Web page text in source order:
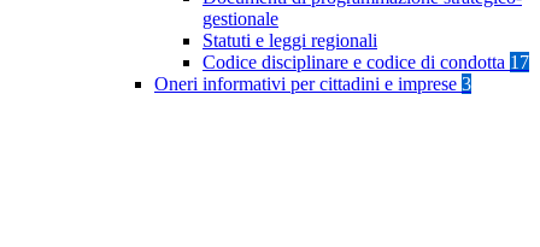
gestionale
Statuti e leggi regionali
Codice disciplinare e codice di condotta 17
Oneri informativi per cittadini e imprese 3